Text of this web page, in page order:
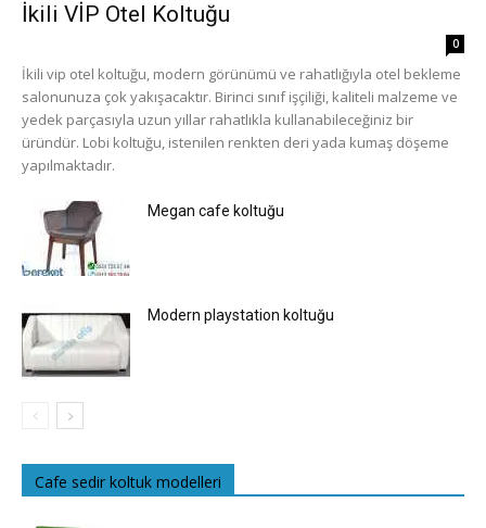
İkili VİP Otel Koltuğu
0
İkili vip otel koltuğu, modern görünümü ve rahatlığıyla otel bekleme
salonunuza çok yakışacaktır. Birinci sınıf işçiliği, kaliteli malzeme ve
yedek parçasıyla uzun yıllar rahatlıkla kullanabileceğiniz bir
üründür. Lobi koltuğu, istenilen renkten deri yada kumaş döşeme
yapılmaktadır.
Megan cafe koltuğu
Modern playstation koltuğu
Cafe sedir koltuk modelleri